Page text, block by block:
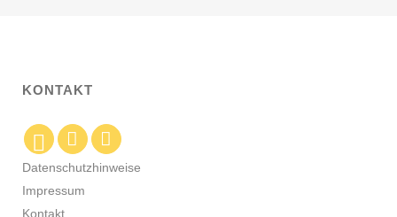
KONTAKT
Datenschutzhinweise
Impressum
Kontakt